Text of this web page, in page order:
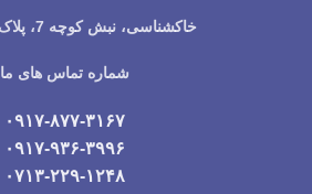
خاکشناسی، نبش کوچه 7، پلاک 6، واحد 1
شماره تماس های ما
۰۹۱۷-۸۷۷-۳۱۶۷
۰۹۱۷-۹۳۶-۳۹۹۶
۰۷۱۳-۲۲۹-۱۲۴۸